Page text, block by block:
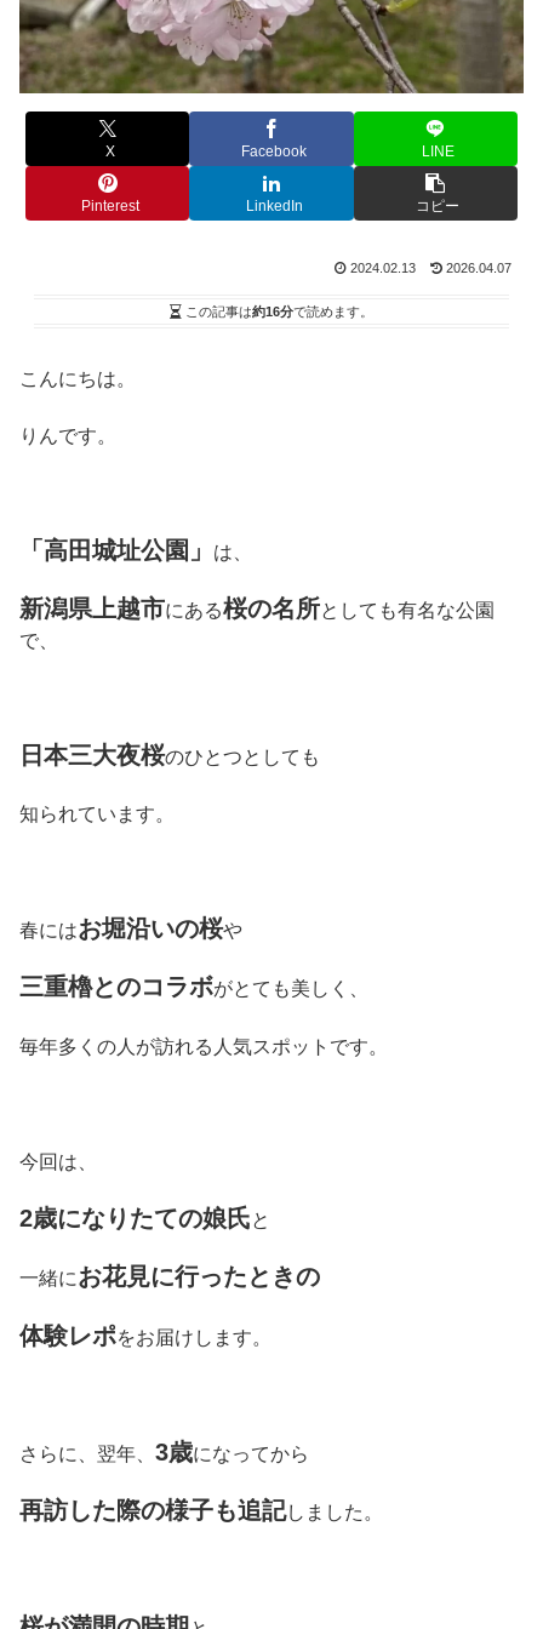
X Facebook LINE
Pinterest LinkedIn コピー
2024.02.13 2026.04.07
この記事は約16分で読めます。
こんにちは。
りんです。
「高田城址公園」 は、
新潟県上越市にある桜の名所としても有名な公園
で、
日本三大夜桜のひとつとしても
知られています。
春にはお堀沿いの桜や
三重櫓とのコラボがとても美しく、
毎年多くの人が訪れる人気スポットです。
今回は、
2歳になりたての娘氏と
一緒にお花見に行ったときの
体験レポをお届けします。
さらに、 翌年、 3歳になってから
再訪した際の様子も追記しました。